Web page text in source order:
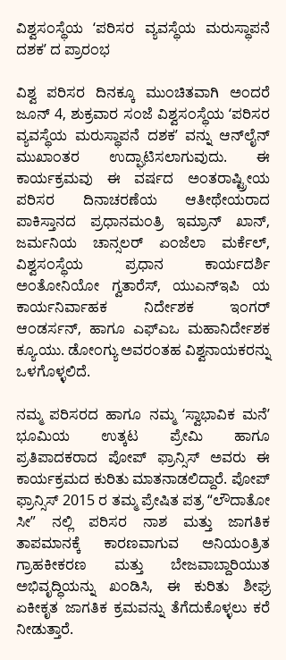
ವಿಶ್ವಸಂಸ್ಥೆಯ ‘ಪರಿಸರ ವ್ಯವಸ್ಥೆಯ ಮರುಸ್ಥಾಪನೆ
ದಶಕ’ ದ ಪ್ರಾರಂಭ
ವಿಶ್ವ ಪರಿಸರ ದಿನಕ್ಕೂ ಮುಂಚಿತವಾಗಿ ಅಂದರೆ
ಜೂನ್ 4, ಶುಕ್ರವಾರ ಸಂಜೆ ವಿಶ್ವಸಂಸ್ಥೆಯ ‘ಪರಿಸರ
ವ್ಯವಸ್ಥೆಯ ಮರುಸ್ಥಾಪನೆ ದಶಕ’ ವನ್ನು ಆನ್‍ಲೈನ್
ಮುಖಾಂತರ ಉದ್ಘಾಟಿಸಲಾಗುವುದು. ಈ
ಕಾರ್ಯಕ್ರಮವು ಈ ವರ್ಷದ ಅಂತರಾಷ್ಟ್ರೀಯ
ಪರಿಸರ ದಿನಾಚರಣೆಯ ಆತೀಥೇಯರಾದ
ಪಾಕಿಸ್ತಾನದ ಪ್ರಧಾನಮಂತ್ರಿ ಇಮ್ರಾನ್ ಖಾನ್,
ಜರ್ಮನಿಯ ಚಾನ್ಸಲರ್ ಏಂಜೆಲಾ ಮರ್ಕೆಲ್,
ವಿಶ್ವಸಂಸ್ಥೆಯ ಪ್ರಧಾನ ಕಾರ್ಯದರ್ಶಿ
ಅಂತೋನಿಯೋ ಗ್ವತಾರೆಸ್, ಯುಎನ್‍ಇಪಿ ಯ
ಕಾರ್ಯನಿರ್ವಾಹಕ ನಿರ್ದೇಶಕ ಇಂಗರ್
ಆಂಡರ್ಸನ್, ಹಾಗೂ ಎಫ್‍ಎಒ ಮಹಾನಿರ್ದೇಶಕ
ಕ್ಯೂ.ಯು. ಡೋಂಗ್ಯು ಅವರಂತಹ ವಿಶ್ವನಾಯಕರನ್ನು
ಒಳಗೊಳ್ಳಲಿದೆ.
ನಮ್ಮ ಪರಿಸರದ ಹಾಗೂ ನಮ್ಮ ‘ಸ್ವಾಭಾವಿಕ ಮನೆ’
ಭೂಮಿಯ ಉತ್ಕಟ ಪ್ರೇಮಿ ಹಾಗೂ
ಪ್ರತಿಪಾದಕರಾದ ಪೋಪ್ ಫ್ರಾನ್ಸಿಸ್ ಅವರು ಈ
ಕಾರ್ಯಕ್ರಮದ ಕುರಿತು ಮಾತನಾಡಲಿದ್ದಾರೆ. ಪೋಪ್
ಫ್ರಾನ್ಸಿಸ್ 2015 ರ ತಮ್ಮ ಪ್ರೇಷಿತ ಪತ್ರ “ಲೌದಾತೋ
ಸೀ” ನಲ್ಲಿ ಪರಿಸರ ನಾಶ ಮತ್ತು ಜಾಗತಿಕ
ತಾಪಮಾನಕ್ಕೆ ಕಾರಣವಾಗುವ ಅನಿಯಂತ್ರಿತ
ಗ್ರಾಹಕೀಕರಣ ಮತ್ತು ಬೇಜವಾಬ್ದಾರಿಯುತ
ಅಭಿವೃದ್ಧಿಯನ್ನು ಖಂಡಿಸಿ, ಈ ಕುರಿತು ಶೀಘ್ರ
ಏಕೀಕೃತ ಜಾಗತಿಕ ಕ್ರಮವನ್ನು ತೆಗೆದುಕೊಳ್ಳಲು ಕರೆ
ನೀಡುತ್ತಾರೆ.